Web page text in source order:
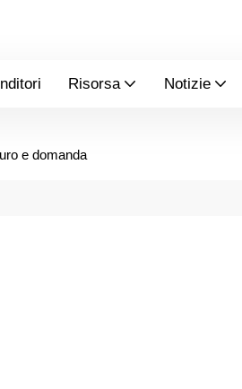
Risorsa Notizie
e domanda